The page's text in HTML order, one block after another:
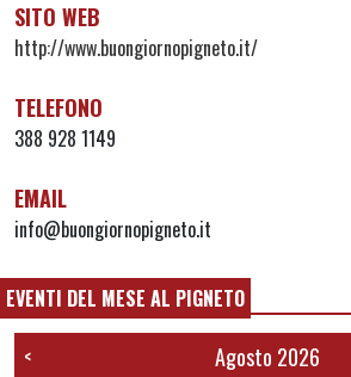
SITO WEB
http://www.buongiornopigneto.it/
TELEFONO
388 928 1149
EMAIL
info@buongiornopigneto.it
EVENTI DEL MESE AL PIGNETO
< Agosto 2026